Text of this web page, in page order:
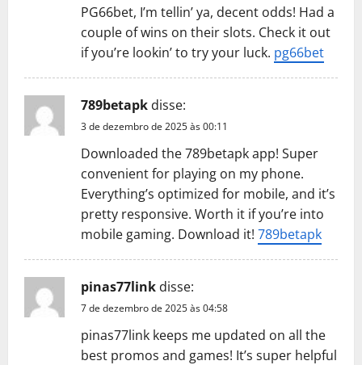
o
PG66bet, I’m tellin’ ya, decent odds! Had a
couple of wins on their slots. Check it out
if you’re lookin’ to try your luck. pg66bet
789betapk disse:
3 de dezembro de 2025 às 00:11
Downloaded the 789betapk app! Super
convenient for playing on my phone.
Everything’s optimized for mobile, and it’s
pretty responsive. Worth it if you’re into
mobile gaming. Download it! 789betapk
pinas77link disse:
7 de dezembro de 2025 às 04:58
pinas77link keeps me updated on all the
best promos and games! It’s super helpful